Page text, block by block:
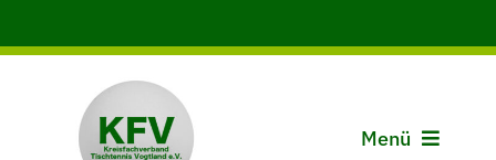
Inhalt
Menü